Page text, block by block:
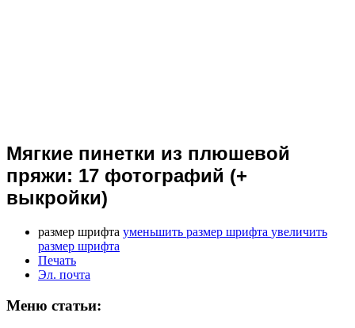
Мягкие пинетки из плюшевой
пряжи: 17 фотографий (+
выкройки)
размер шрифта уменьшить размер шрифта увеличить
размер шрифта
Печать
Эл. почта
Меню статьи: